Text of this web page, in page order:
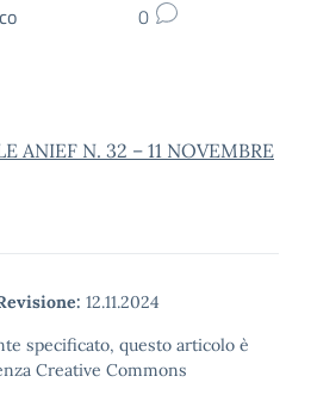
0
ANIEF N. 32 – 11 NOVEMBRE
12.11.2024
specificato, questo articolo è
Creative Commons